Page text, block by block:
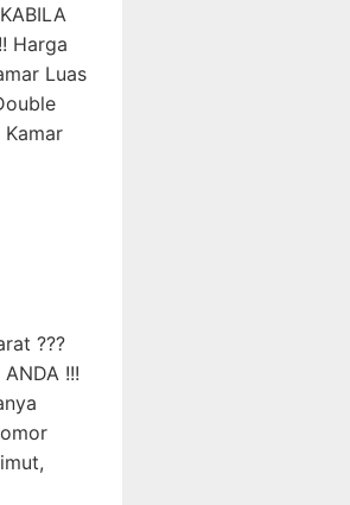
Harga
Luas
???
!!!